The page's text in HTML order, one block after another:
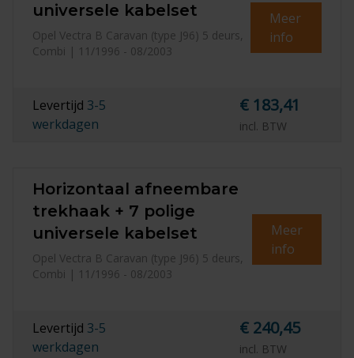
universele kabelset
Opel Vectra B Caravan (type J96) 5 deurs,
Combi | 11/1996 - 08/2003
Meer
info
Levertijd 3-5
werkdagen
€ 183,41
incl. BTW
Horizontaal afneembare
trekhaak + 7 polige
universele kabelset
Opel Vectra B Caravan (type J96) 5 deurs,
Combi | 11/1996 - 08/2003
Meer
info
Levertijd 3-5
werkdagen
€ 240,45
incl. BTW